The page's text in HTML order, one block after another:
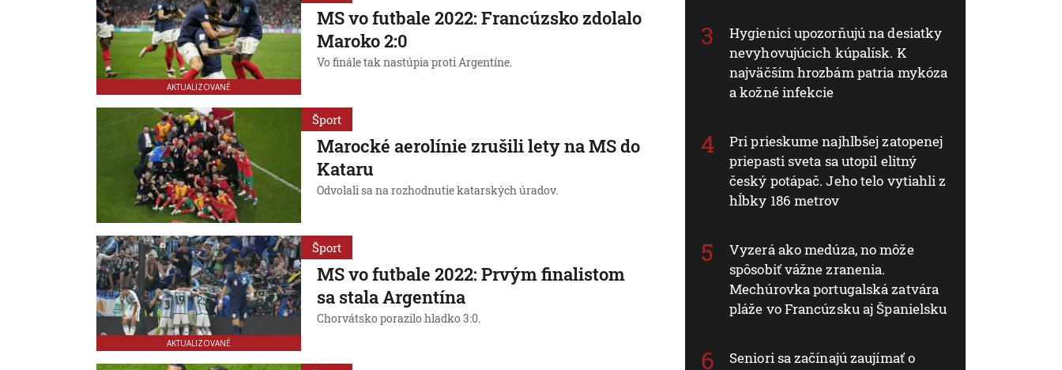
AKTUALIZOVANÉ
MS vo futbale 2022: Francúzsko zdolalo
Maroko 2:0
Vo finále tak nastúpia proti Argentíne.
Šport
Marocké aerolínie zrušili lety na MS do
Kataru
Odvolali sa na rozhodnutie katarských úradov.
AKTUALIZOVANÉ
Šport
MS vo futbale 2022: Prvým finalistom
sa stala Argentína
Chorvátsko porazilo hladko 3:0.
Hygienici upozorňujú na desiatky
nevyhovujúcich kúpalísk. K
najväčším hrozbám patria mykóza
a kožné infekcie
Pri prieskume najhlbšej zatopenej
priepasti sveta sa utopil elitný
český potápač. Jeho telo vytiahli z
hĺbky 186 metrov
Vyzerá ako medúza, no môže
spôsobiť vážne zranenia.
Mechúrovka portugalská zatvára
pláže vo Francúzsku aj Španielsku
Seniori sa začínajú zaujímať o